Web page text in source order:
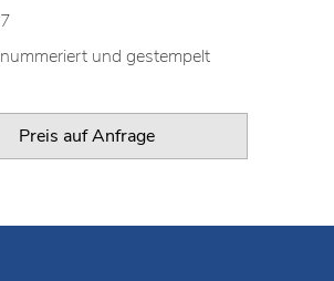
7
nummeriert und gestempelt
Preis auf Anfrage